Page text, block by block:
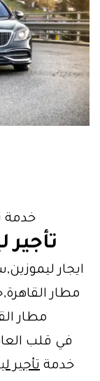
خدمة
تأجير
ايجار
مطار
مطار
خدمة تأجير